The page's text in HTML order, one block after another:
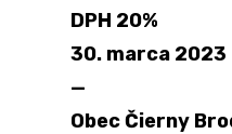
DPH 20%
30. marca 2023
—
Obec Čierny